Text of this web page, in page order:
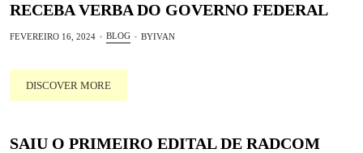
RECEBA VERBA DO GOVERNO FEDERAL
FEVEREIRO 16, 2024 BLOG BYIVAN
DISCOVER MORE
SAIU O PRIMEIRO EDITAL DE RADCOM